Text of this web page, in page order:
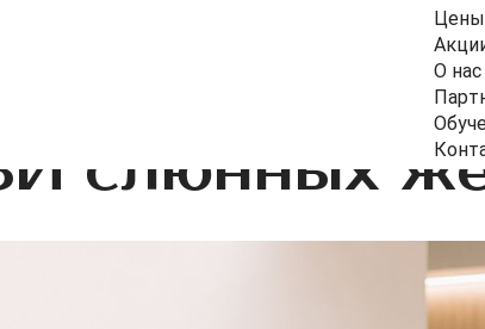
Цены
О нас
слюнных